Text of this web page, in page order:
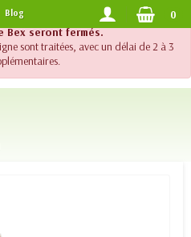
2026, le support téléphonique
Bex seront fermés.
sont traitées, avec un délai de 2 à 3
PORTS OFFERTS DES 120.-
Blog 0